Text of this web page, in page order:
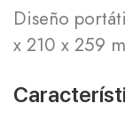
Diseño
x 210 x 259